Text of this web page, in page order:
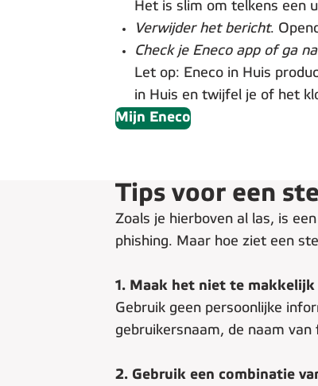
Het is slim om telkens een
Verwijder het bericht.
Check je Eneco app of ga
Let op: Eneco in Huis
in Huis en twijfel je of het
Mijn Eneco
Tips voor een
Zoals je hierboven al las, is
phishing. Maar hoe ziet een
1. Maak het niet te makkelijk
Gebruik geen persoonlijke
gebruikersnaam, de naam
2. Gebruik een combinatie